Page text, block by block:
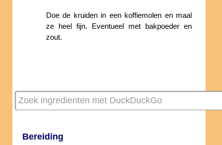
Doe de kruiden in een koffiemolen en maal
ze heel fijn. Eventueel met bakpoeder en
zout.
Bereiding